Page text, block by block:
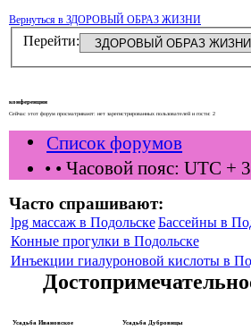
Вернуться в ЗДОРОВЫЙ ОБРАЗ ЖИЗНИ
Перейти:
конференции
Сейчас этот форум просматривают: нет зарегистрированных пользователей и гости: 2
Список форумов
• • Часовой пояс: UTC +
Часто спрашивают:
lpg массаж в Подольске Бассейны в
Конные прогулки в Подольске
Инъекции гиалуроновой кислоты в
Усадьба Ивановское Усадьба Дубровицы